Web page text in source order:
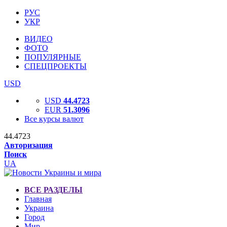
РУС
УКР
ВИДЕО
ФОТО
ПОПУЛЯРНЫЕ
СПЕЦПРОЕКТЫ
USD
USD 44.4723
EUR 51.3096
Все курсы валют
44.4723
Авторизация
Поиск
UA
ВСЕ РАЗДЕЛЫ
Главная
Украина
Город